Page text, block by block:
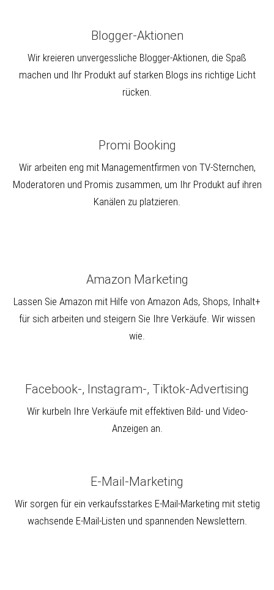
Blogger-Aktionen
Wir kreieren unvergessliche Blogger-Aktionen, die Spaß
machen und Ihr Produkt auf starken Blogs ins richtige Licht
rücken.
Promi Booking
Wir arbeiten eng mit Managementfirmen von TV-Sternchen,
Moderatoren und Promis zusammen, um Ihr Produkt auf ihren
Kanälen zu platzieren.
Amazon Marketing
Lassen Sie Amazon mit Hilfe von Amazon Ads, Shops, Inhalt+
für sich arbeiten und steigern Sie Ihre Verkäufe. Wir wissen
wie.
Facebook-, Instagram-, Tiktok-Advertising
Wir kurbeln Ihre Verkäufe mit effektiven Bild- und Video-
Anzeigen an.
E-Mail-Marketing
Wir sorgen für ein verkaufsstarkes E-Mail-Marketing mit stetig
wachsende E-Mail-Listen und spannenden Newslettern.